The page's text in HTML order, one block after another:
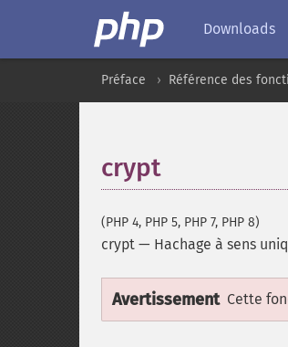
Downloads
Préface Référence des
crypt
(PHP 4, PHP 5, PHP 7, PHP 8)
crypt — Hachage à sens
Avertissement Cette